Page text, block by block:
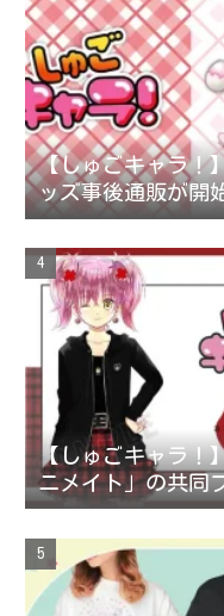
【しゅごキャラ！
ッズ事後通販が開
【しゅごキャラ！
ニメイト」の共同
よるオリジナルア
定！